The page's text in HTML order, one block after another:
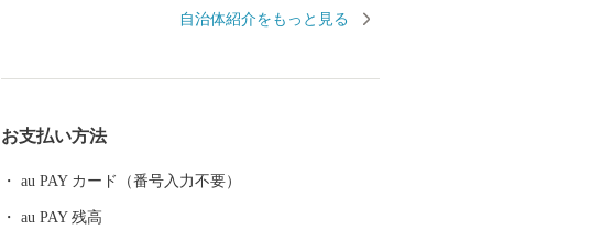
中をゆったりと流れる湧水群などの地域資源を活かし
た観光都市であり、また、県下有数の食の宝庫でもあ
生み出す、四季折々多種多様な島原産のブランド野菜
自治体紹介をもっと見る
お支払い方法
au PAY カード（番号入力不要）
au PAY 残高